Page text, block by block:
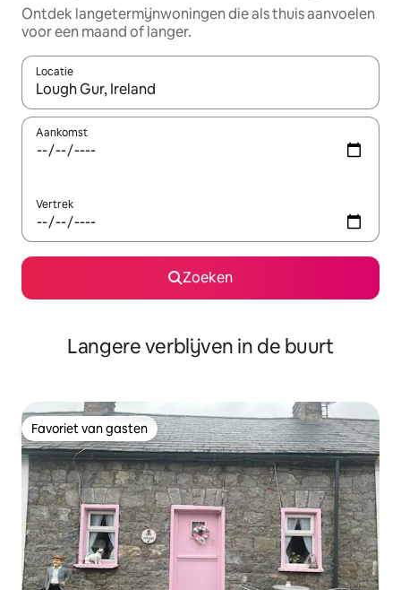
Ontdek langetermijnwoningen die als thuis aanvoelen
voor een maand of langer.
Locatie
Wanneer er resultaten beschikbaar zijn, maak je een keuze
Aankomst
Vertrek
Zoeken
Langere verblijven in de buurt
Favoriet van gasten
Favoriet van gasten